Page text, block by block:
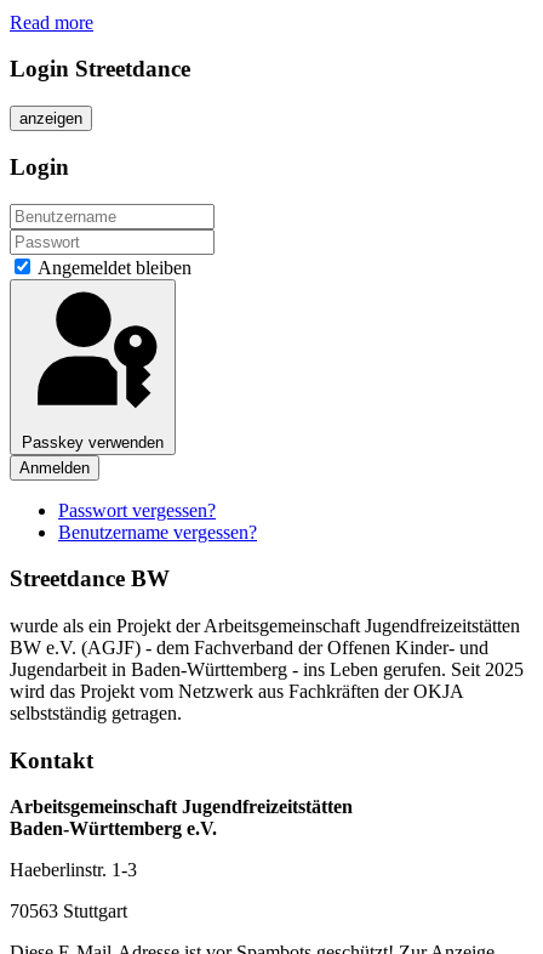
Read more
Login Streetdance
anzeigen
Login
Angemeldet bleiben
Passkey verwenden
Anmelden
Passwort vergessen?
Benutzername vergessen?
Streetdance BW
wurde als ein Projekt der Arbeitsgemeinschaft Jugendfreizeitstätten
BW e.V. (AGJF) - dem Fachverband der Offenen Kinder- und
Jugendarbeit in Baden-Württemberg - ins Leben gerufen. Seit 2025
wird das Projekt vom Netzwerk aus Fachkräften der OKJA
selbstständig getragen.
Kontakt
Arbeitsgemeinschaft Jugendfreizeitstätten
Baden-Württemberg e.V.
Haeberlinstr. 1-3
70563 Stuttgart